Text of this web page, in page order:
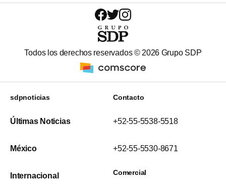
Todos los derechos reservados © 2026 Grupo SDP
sdpnoticias
Últimas Noticias
México
Internacional
Contacto
+52-55-5538-5518
+52-55-5530-8671
Comercial